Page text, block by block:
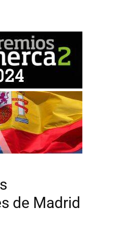
de Madrid